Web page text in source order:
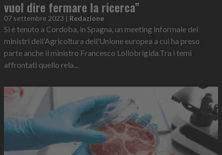
vuol dire fermare la ricerca”
07 settembre 2023 | Redazione
Si è tenuto a Cordoba, in Spagna, un meeting informale dei
ministri dell’Agricoltura dell’Unione europea a cui ha preso
parte anche il ministro Francesco Lollobrigida.Tra i temi
affrontati quello rela...